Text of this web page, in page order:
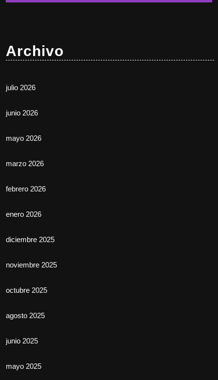
Archivo
julio 2026
junio 2026
mayo 2026
marzo 2026
febrero 2026
enero 2026
diciembre 2025
noviembre 2025
octubre 2025
agosto 2025
junio 2025
mayo 2025